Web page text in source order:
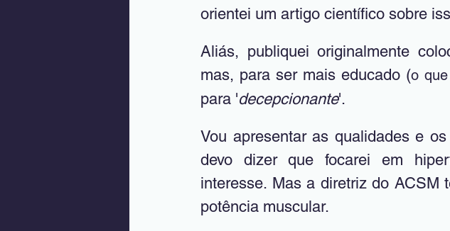
orientei um artigo científico sobre
Aliás, publiquei originalmente
mas, para ser mais educado (o
para 'decepcionante'.
Vou apresentar as qualidades e
devo dizer que focarei em
interesse. Mas a diretriz do ACSM
potência muscular.